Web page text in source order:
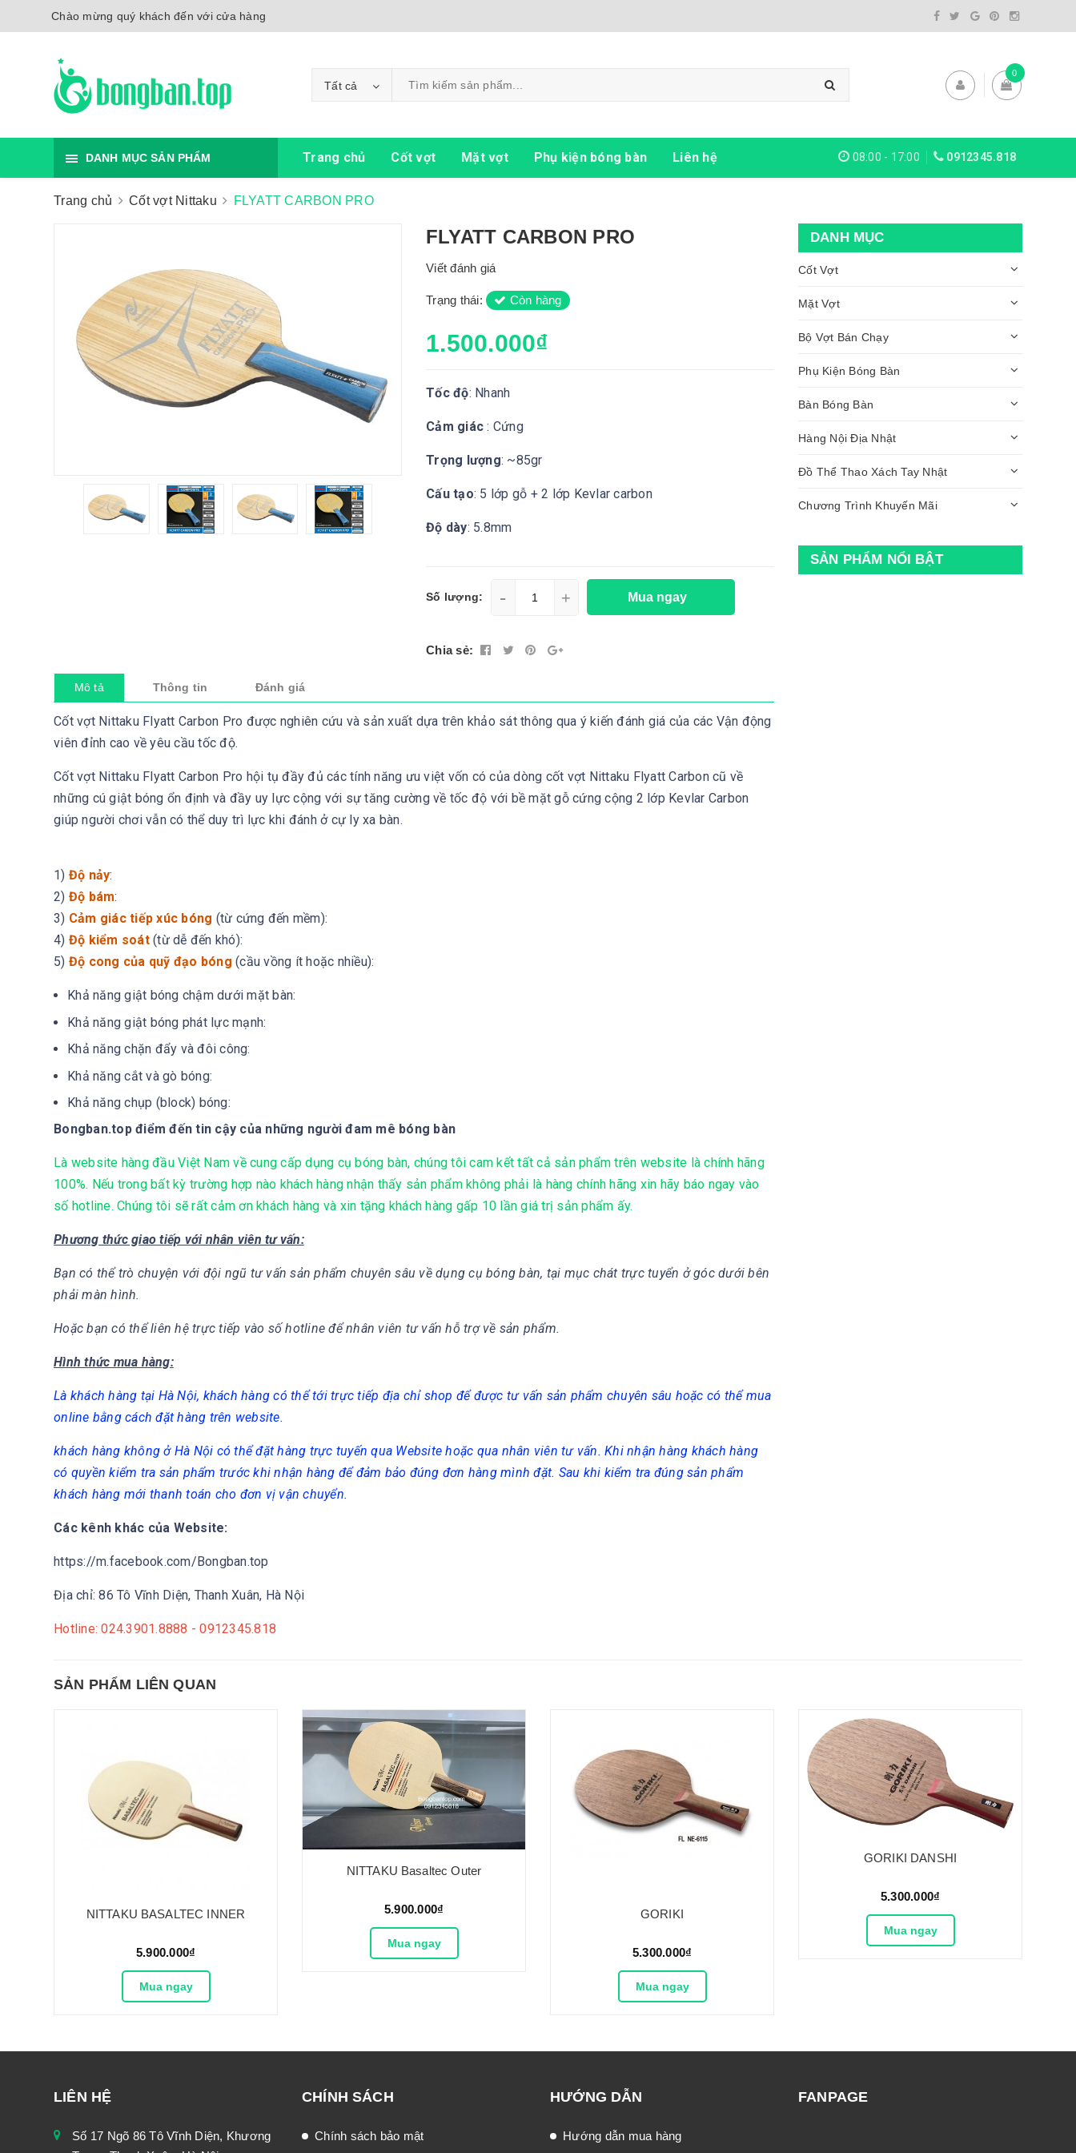
Chào mừng quý khách đến với cửa hàng
Tất cả
0
DANH MỤC SẢN PHẨM Trang chủ Cốt vợt Mặt vợt Phụ kiện bóng bàn Liên hệ 08:00 - 17:00 0912345.818
Trang chủ Cốt vợt Nittaku FLYATT CARBON PRO
FLYATT CARBON PRO
Viết đánh giá
Trạng thái: Còn hàng
1.500.000₫
Tốc độ: Nhanh
Cảm giác : Cứng
Trọng lượng: ~85gr
Cấu tạo: 5 lớp gỗ + 2 lớp Kevlar carbon
Độ dày: 5.8mm
Số lượng: - + Mua ngay
Chia sẻ:
Mô tả Thông tin Đánh giá
Cốt vợt Nittaku Flyatt Carbon Pro được nghiên cứu và sản xuất dựa trên khảo sát thông qua ý kiến đánh giá của các Vận động
viên đỉnh cao về yêu cầu tốc độ.
Cốt vợt Nittaku Flyatt Carbon Pro hội tụ đầy đủ các tính năng ưu việt vốn có của dòng cốt vợt Nittaku Flyatt Carbon cũ về
những cú giật bóng ổn định và đầy uy lực cộng với sự tăng cường về tốc độ với bề mặt gỗ cứng cộng 2 lớp Kevlar Carbon
giúp người chơi vẫn có thể duy trì lực khi đánh ở cự ly xa bàn.
1) Độ nảy:
2) Độ bám:
3) Cảm giác tiếp xúc bóng (từ cứng đến mềm):
4) Độ kiểm soát(từ dễ đến khó):
5) Độ cong của quỹ đạo bóng (cầu vồng ít hoặc nhiều):
Khả năng giật bóng chậm dưới mặt bàn:
Khả năng giật bóng phát lực mạnh:
Khả năng chặn đẩy và đôi công:
Khả năng cắt và gò bóng:
Khả năng chụp (block) bóng:
Bongban.top điểm đến tin cậy của những người đam mê bóng bàn
Là website hàng đầu Việt Nam về cung cấp dụng cụ bóng bàn, chúng tôi cam kết tất cả sản phẩm trên website là chính hãng
100%. Nếu trong bất kỳ trường hợp nào khách hàng nhận thấy sản phẩm không phải là hàng chính hãng xin hãy báo ngay vào
số hotline. Chúng tôi sẽ rất cảm ơn khách hàng và xin tặng khách hàng gấp 10 lần giá trị sản phẩm ấy.
Phương thức giao tiếp với nhân viên tư vấn:
Bạn có thể trò chuyện với đội ngũ tư vấn sản phẩm chuyên sâu về dụng cụ bóng bàn, tại mục chát trực tuyển ở góc dưới bên
phải màn hình.
Hoặc bạn có thể liên hệ trực tiếp vào số hotline để nhân viên tư vấn hỗ trợ về sản phẩm.
Hình thức mua hàng:
Là khách hàng tại Hà Nội, khách hàng có thể tới trực tiếp địa chỉ shop để được tư vấn sản phẩm chuyên sâu hoặc có thể mua
online bằng cách đặt hàng trên website.
khách hàng không ở Hà Nội có thể đặt hàng trực tuyến qua Website hoặc qua nhân viên tư vấn. Khi nhận hàng khách hàng
có quyền kiểm tra sản phẩm trước khi nhận hàng để đảm bảo đúng đơn hàng mình đặt. Sau khi kiểm tra đúng sản phẩm
khách hàng mới thanh toán cho đơn vị vận chuyển.
Các kênh khác của Website:
https://m.facebook.com/Bongban.top
Địa chỉ: 86 Tô Vĩnh Diện, Thanh Xuân, Hà Nội
Hotline: 024.3901.8888 - 0912345.818
DANH MỤC
Cốt Vợt
Mặt Vợt
Bộ Vợt Bán Chạy
Phụ Kiện Bóng Bàn
Bàn Bóng Bàn
Hàng Nội Địa Nhật
Đồ Thể Thao Xách Tay Nhật
Chương Trình Khuyến Mãi
SẢN PHẨM NỔI BẬT
SẢN PHẨM LIÊN QUAN
NITTAKU BASALTEC INNER
5.900.000₫
Mua ngay
NITTAKU Basaltec Outer
5.900.000₫
Mua ngay
GORIKI
5.300.000₫
Mua ngay
GORIKI DANSHI
5.300.000₫
Mua ngay
LIÊN HỆ
Số 17 Ngõ 86 Tô Vĩnh Diện, Khương
CHÍNH SÁCH
Chính sách bảo mật
HƯỚNG DẪN
Hướng dẫn mua hàng
FANPAGE